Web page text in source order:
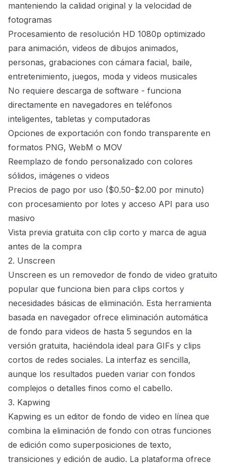
manteniendo la calidad original y la velocidad de
fotogramas
Procesamiento de resolución HD 1080p optimizado
para animación, videos de dibujos animados,
personas, grabaciones con cámara facial, baile,
entretenimiento, juegos, moda y videos musicales
No requiere descarga de software - funciona
directamente en navegadores en teléfonos
inteligentes, tabletas y computadoras
Opciones de exportación con fondo transparente en
formatos PNG, WebM o MOV
Reemplazo de fondo personalizado con colores
sólidos, imágenes o videos
Precios de pago por uso ($0.50-$2.00 por minuto)
con procesamiento por lotes y acceso API para uso
masivo
Vista previa gratuita con clip corto y marca de agua
antes de la compra
2. Unscreen
Unscreen es un removedor de fondo de video gratuito
popular que funciona bien para clips cortos y
necesidades básicas de eliminación. Esta herramienta
basada en navegador ofrece eliminación automática
de fondo para videos de hasta 5 segundos en la
versión gratuita, haciéndola ideal para GIFs y clips
cortos de redes sociales. La interfaz es sencilla,
aunque los resultados pueden variar con fondos
complejos o detalles finos como el cabello.
3. Kapwing
Kapwing es un editor de fondo de video en línea que
combina la eliminación de fondo con otras funciones
de edición como superposiciones de texto,
transiciones y edición de audio. La plataforma ofrece